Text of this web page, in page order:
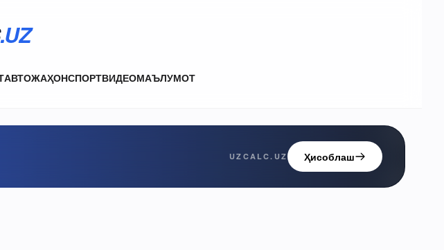
.UZ
АВТОЖАҲОНСПОРТВИДЕОМАЪЛУМОТ
UZCALC.UZ Ҳисоблаш